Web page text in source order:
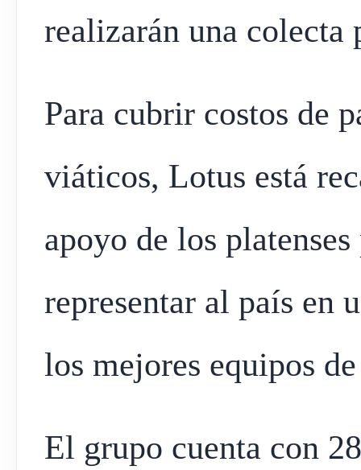
realizarán una colecta
Para cubrir costos de
viáticos, Lotus está
apoyo de los
representar al país en
los mejores equipos
El grupo cuenta con